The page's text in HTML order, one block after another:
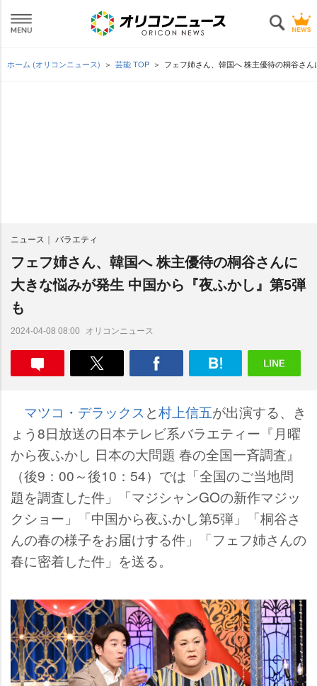
ホーム (オリコンニュース) 芸能 TOP フェフ姉さん、韓国へ 株主優待の桐谷さ
ニュース バラエティ
フェフ姉さん、韓国へ 株主優待の桐谷さんに
大きな悩みが発生 中国から『夜ふかし』第5弾
も
2024-04-08 08:00 オリコンニュース
マツコ・デラックス と村上信五が出演する、き
ょう8日放送の日本テレビ系バラエティー『月曜
から夜ふかし 日本の大問題 春の全国一斉調査』
（後9：00～後10：54）では「全国のご当地問
題を調査した件」「マジシャンGOの新作マジッ
クショー」「中国から夜ふかし第5弾」「桐谷さ
んの春の様子をお届けする件」「フェフ姉さんの
春に密着した件」を送る。